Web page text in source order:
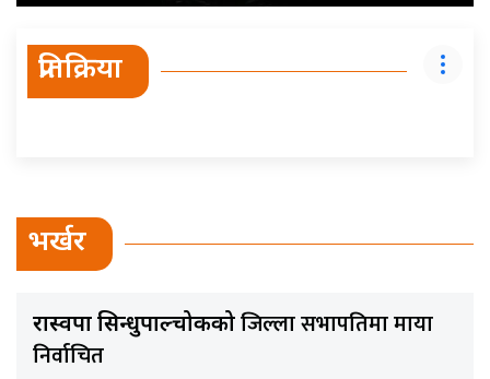
प्रतिक्रिया
भर्खर
रास्वपा सिन्धुपाल्चोककोजिल्ला सभापतिमा माया
निर्वाचित